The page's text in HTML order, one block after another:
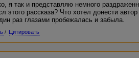
я так и представляю немного
этого рассказа? Что хотел донести
раз глазами пробежалась и забыла.
/ Цитировать